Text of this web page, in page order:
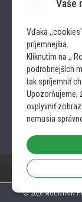
Vaše
Vďaka
príjemnejšia.
Kliknutím na ,,
podrobnejších
tak spríjemniť
Upozorňujeme,
ovplyvniť
nemusia
© 2026 MOUNTAIN